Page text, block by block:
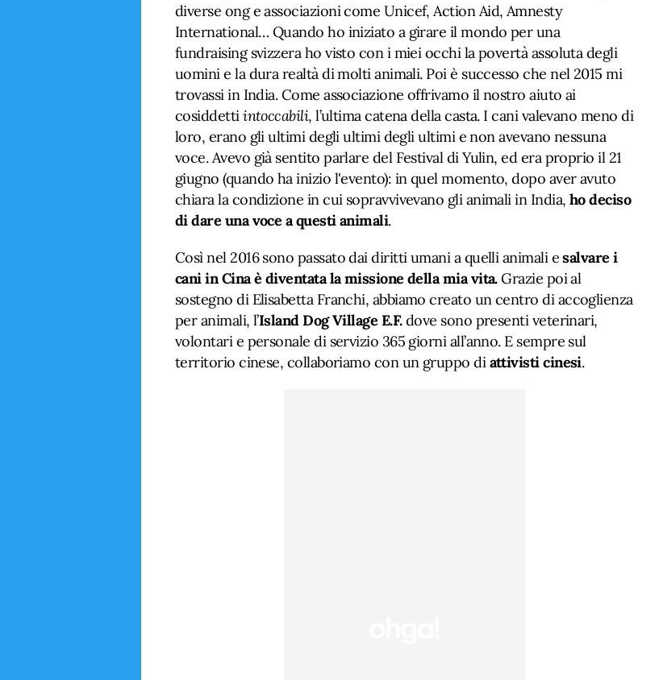
diverse ong e associazioni come Unicef, Action Aid, Amnesty
International… Quando ho iniziato a girare il mondo per una
fundraising svizzera ho visto con i miei occhi la povertà assoluta degli
uomini e la dura realtà di molti animali. Poi è successo che nel 2015 mi
trovassi in India. Come associazione offrivamo il nostro aiuto ai
cosiddettiintoccabili, l’ultima catena della casta. I cani valevano meno di
loro, erano gli ultimi degli ultimi degli ultimi e non avevano nessuna
voce. Avevo già sentito parlare del Festival di Yulin, ed era proprio il 21
giugno (quando ha inizio l'evento): in quel momento, dopo aver avuto
chiara la condizione in cui sopravvivevano gli animali in India, ho deciso
di dare una voce a questi animali.
Così nel 2016 sono passato dai diritti umani a quelli animali esalvare i
cani in Cina è diventata la missione della mia vita.Grazie poi al
sostegno di Elisabetta Franchi, abbiamo creato un centro di accoglienza
per animali, l’Island Dog Village E.F.dove sono presenti veterinari,
volontari e personale di servizio 365 giorni all’anno. E sempre sul
territorio cinese, collaboriamo con un gruppo diattivisti cinesi.